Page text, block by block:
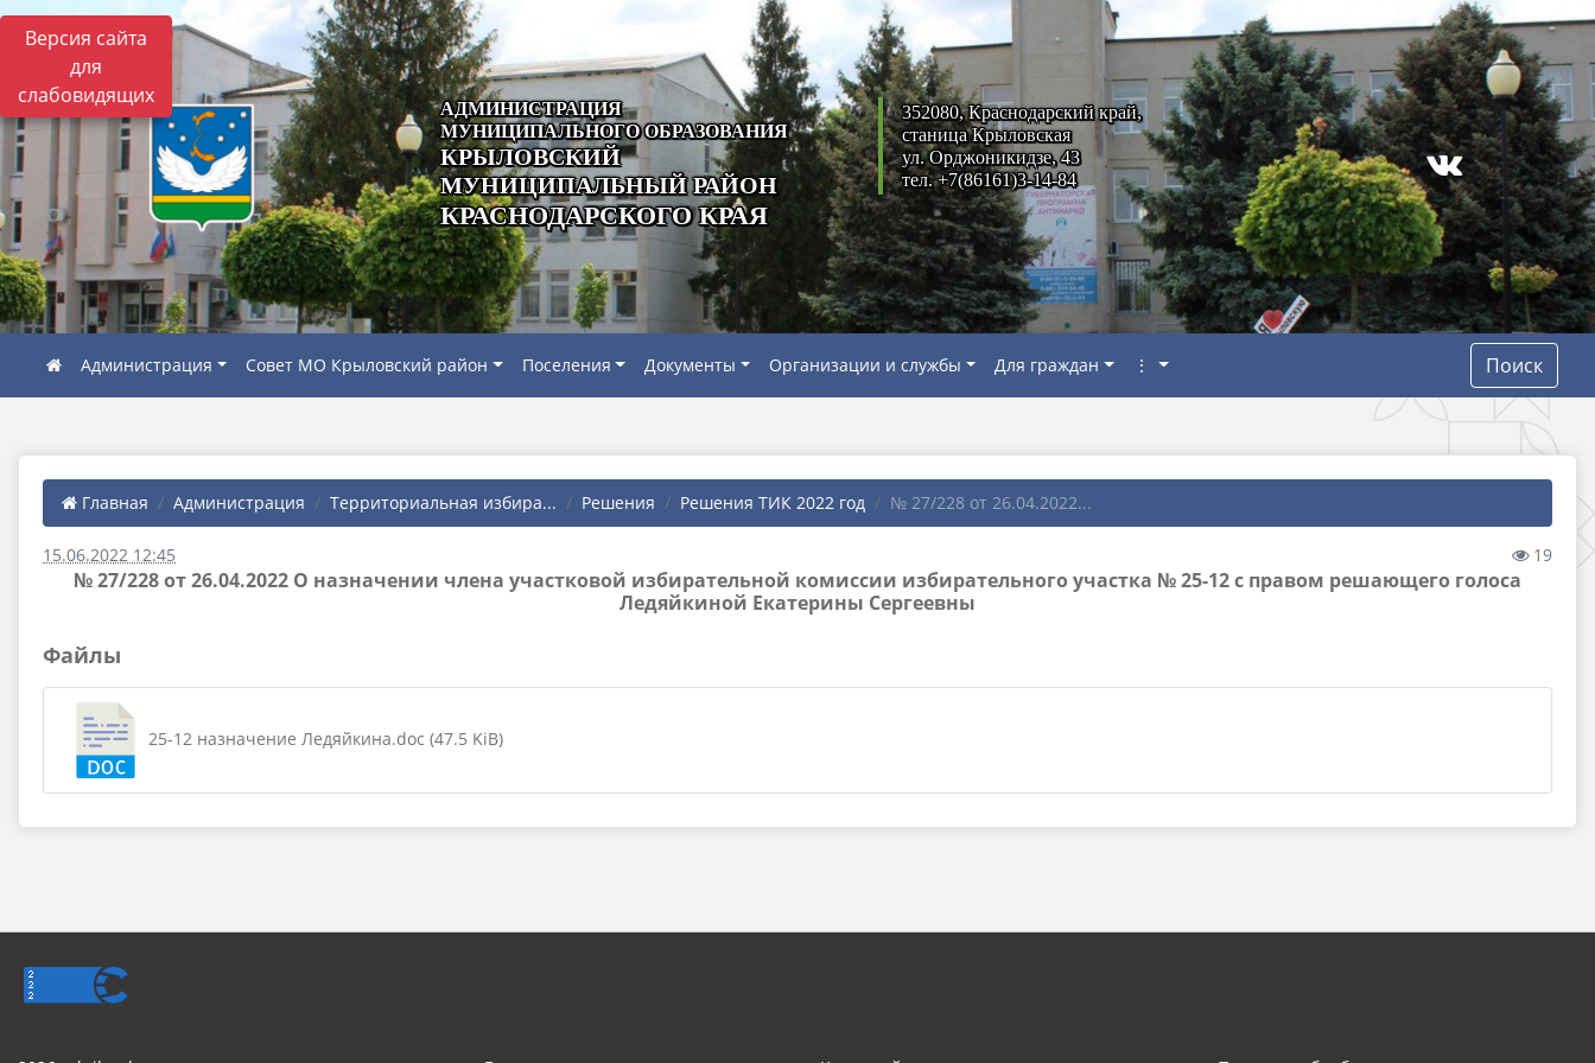
Версия сайта
для
слабовидящих
АДМИНИСТРАЦИЯ
МУНИЦИПАЛЬНОГО ОБРАЗОВАНИЯ
КРЫЛОВСКИЙ
МУНИЦИПАЛЬНЫЙ РАЙОН
КРАСНОДАРСКОГО КРАЯ
352080, Краснодарский край,
станица Крыловская
ул. Орджоникидзе, 43
тел. +7(86161)3-14-84
Администрация Совет МО Крыловский район Поселения Документы Организации и службы Для граждан ⋮ Поиск
Главная Администрация Территориальная избира... Решения Решения ТИК 2022 год № 27/228 от 26.04.2022...
15.06.2022 12:45 19
№ 27/228 от 26.04.2022 О назначении члена участковой избирательной комиссии избирательного участка № 25-12 с правом решающего голоса
Ледяйкиной Екатерины Сергеевны
Файлы
25-12 назначение Ледяйкина.doc (47.5 KiB)